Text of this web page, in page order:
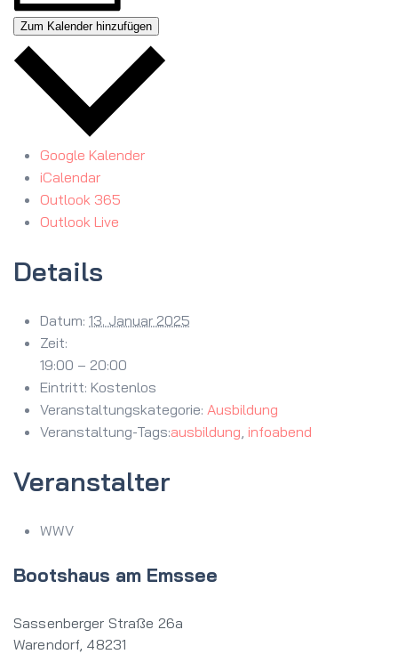
Zum Kalender hinzufügen
Google Kalender
iCalendar
Outlook 365
Outlook Live
Details
Datum: 13. Januar 2025
Zeit:
19:00 – 20:00
Eintritt: Kostenlos
Veranstaltungskategorie: Ausbildung
Veranstaltung-Tags:ausbildung infoabend
Veranstalter
WWV
Bootshaus am Emssee
Sassenberger Straße 26a
Warendorf, 48231